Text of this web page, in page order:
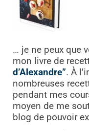
… je ne peux que
mon livre de
d’Alexandre”. À
nombreuses
pendant mes
moyen de me
blog de pouvoir